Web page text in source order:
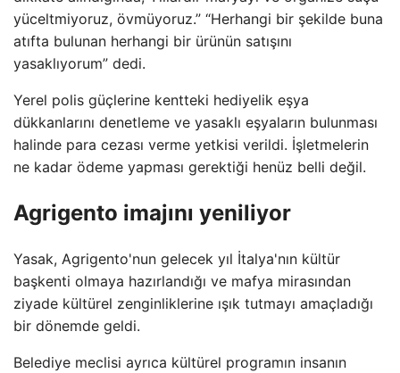
yüceltmiyoruz, övmüyoruz.” “Herhangi bir şekilde buna
atıfta bulunan herhangi bir ürünün satışını
yasaklıyorum” dedi.
Yerel polis güçlerine kentteki hediyelik eşya
dükkanlarını denetleme ve yasaklı eşyaların bulunması
halinde para cezası verme yetkisi verildi. İşletmelerin
ne kadar ödeme yapması gerektiği henüz belli değil.
Agrigento imajını yeniliyor
Yasak, Agrigento'nun gelecek yıl İtalya'nın kültür
başkenti olmaya hazırlandığı ve mafya mirasından
ziyade kültürel zenginliklerine ışık tutmayı amaçladığı
bir dönemde geldi.
Belediye meclisi ayrıca kültürel programın insanın